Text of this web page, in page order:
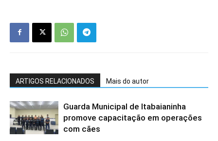
ARTIGOS RELACIONADOS Mais do autor
Guarda Municipal de Itabaianinha
promove capacitação em operações
com cães